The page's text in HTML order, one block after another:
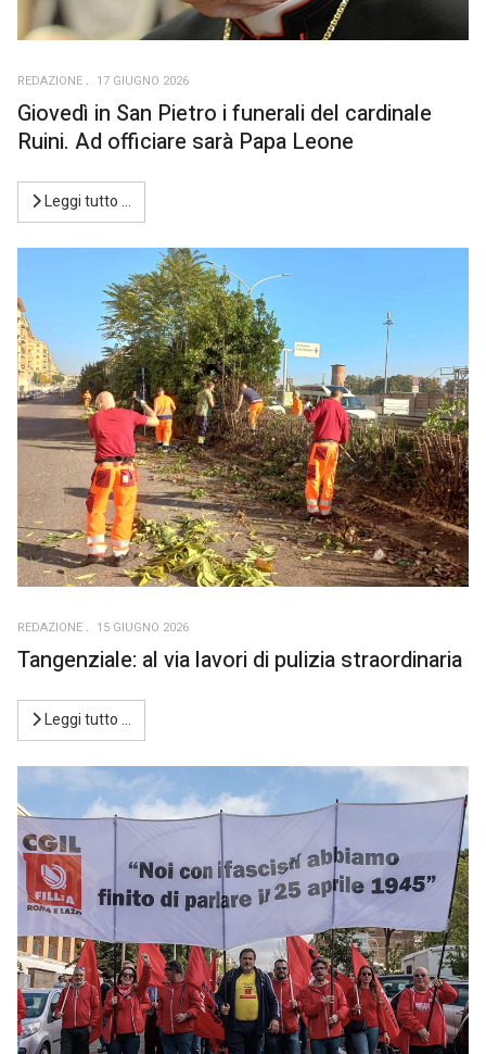
REDAZIONE 17 GIUGNO 2026
Giovedì in San Pietro i funerali del cardinale
Ruini. Ad officiare sarà Papa Leone
Leggi tutto …
REDAZIONE 15 GIUGNO 2026
Tangenziale: al via lavori di pulizia straordinaria
Leggi tutto …